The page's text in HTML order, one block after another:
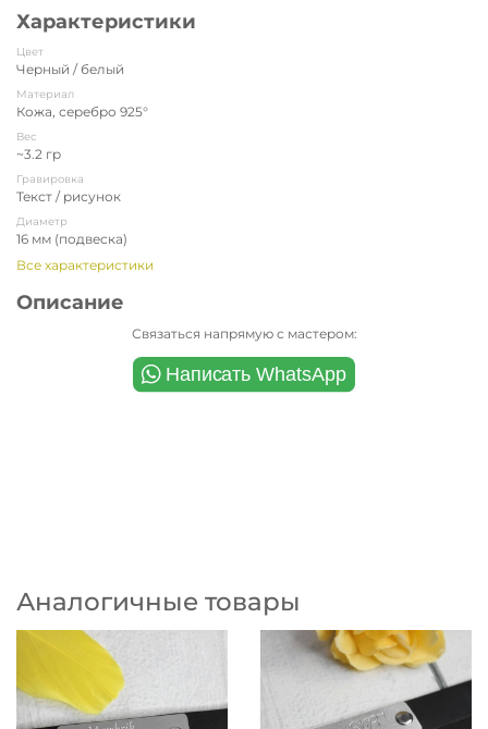
Характеристики
Цвет
Черный / белый
Материал
Кожа, серебро 925°
Вес
~3.2 гр
Гравировка
Текст / рисунок
Диаметр
16 мм (подвеска)
Все характеристики
Описание
Связаться напрямую с мастером:
Аналогичные товары